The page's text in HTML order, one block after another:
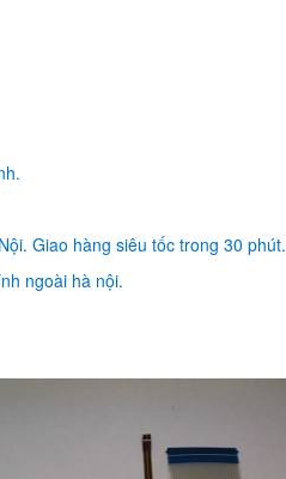
Giao hàng siêu tốc trong 30 phút.
ngoài hà nội.